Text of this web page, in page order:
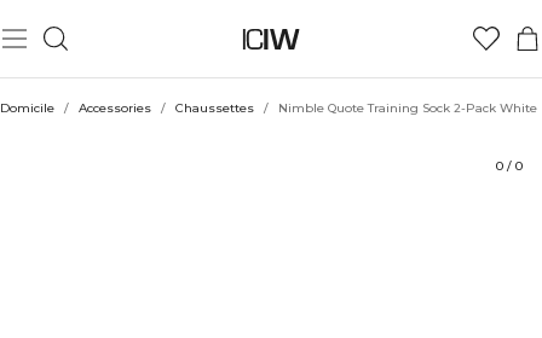
Domicile / Accessories / Chaussettes / Nimble Quote Training Sock 2-Pack White
0 / 0